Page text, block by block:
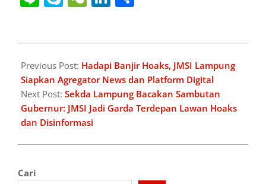
04-
16
Previous Post: Hadapi Banjir Hoaks, JMSI Lampung
Siapkan Agregator News dan Platform Digital
Next Post: Sekda Lampung Bacakan Sambutan
Gubernur: JMSI Jadi Garda Terdepan Lawan Hoaks
dan Disinformasi
Cari